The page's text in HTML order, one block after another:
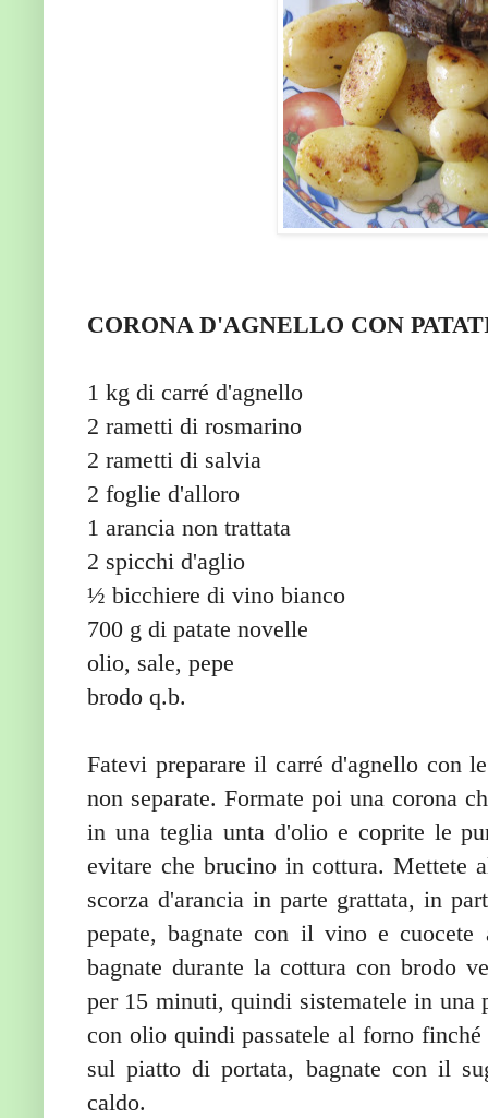
CORONA D'AGNELLO CON
1 kg di carré d'agnello
2 rametti di rosmarino
2 rametti di salvia
2 foglie d'alloro
1 arancia non trattata
2 spicchi d'aglio
½ bicchiere di vino bianco
700 g di patate novelle
olio, sale, pepe
brodo q.b.
Fatevi preparare il carré d'agnello con
non separate. Formate poi una corona
in una teglia unta d'olio e coprite le
evitare che brucino in cottura. Mettete
scorza d'arancia in parte grattata, in
pepate, bagnate con il vino e
bagnate durante la cottura con brodo
per 15 minuti, quindi sistematele in
con olio quindi passatele al forno
sul piatto di portata, bagnate con il
caldo.